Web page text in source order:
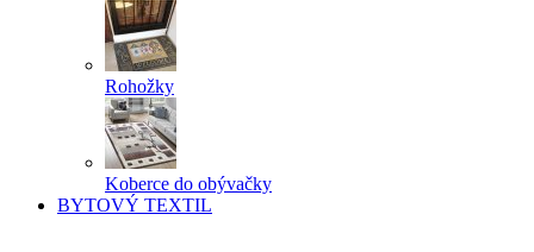
Rohožky
Koberce do obývačky
BYTOVÝ TEXTIL